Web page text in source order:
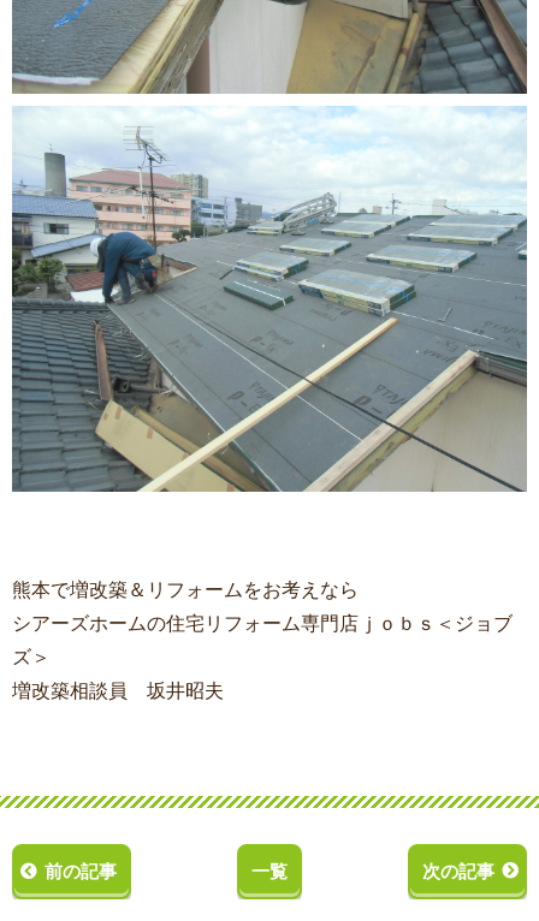
熊本で増改築＆リフォームをお考えなら
シアーズホームの住宅リフォーム専門店ｊｏｂｓ＜ジョブ
ズ＞
増改築相談員 坂井昭夫
前の記事 一覧 次の記事